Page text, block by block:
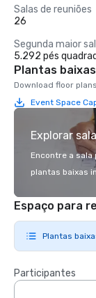
Salas de reuniões
26
Segunda maior
5.292 pés
Plantas baixas
Download floor
Event Space
Explorar
Encontre a
plantas baixas
Espaço para
Plantas
Participantes